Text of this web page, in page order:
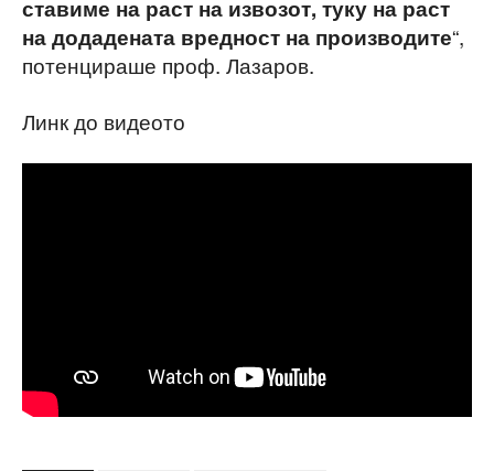
ставиме на раст на извозот, туку на раст
на додадената вредност на производите“,
потенцираше проф. Лазаров.
Линк до видеото